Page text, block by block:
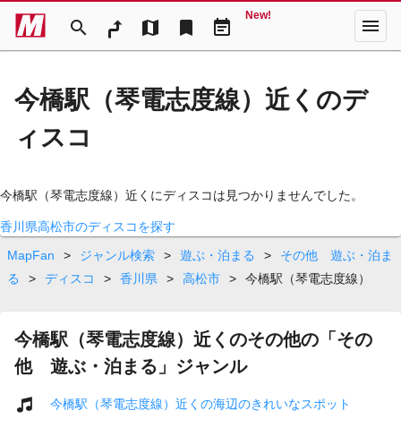
search map bookmark event_note
New! menu
今橋駅（琴電志度線）近くのデ
ィスコ
今橋駅（琴電志度線）近くにディスコは見つかりませんでした。
香川県高松市のディスコを探す
MapFan
> ジャンル検索 > 遊ぶ・泊まる >
その他 遊ぶ・泊ま
る
> ディスコ > 香川県 > 高松市 > 今橋駅（琴電志度線）
今橋駅（琴電志度線）近くのその他の「その
他 遊ぶ・泊まる」ジャンル
今橋駅（琴電志度線）近くの海辺のきれいなスポット